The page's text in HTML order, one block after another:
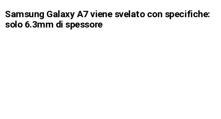
Samsung Galaxy A7 viene svelato con specifiche:
solo 6.3mm di spessore